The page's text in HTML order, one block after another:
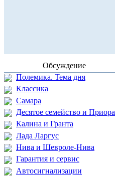
Обсуждение
Полемика. Тема дня
Классика
Самара
Десятое семейство и Приора
Калина и Гранта
Лада Ларгус
Нива и Шевроле-Нива
Гарантия и сервис
Автосигнализации